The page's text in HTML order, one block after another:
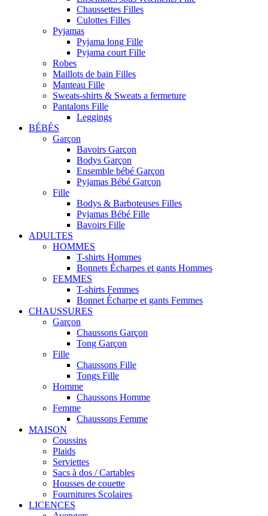
Chaussettes Filles
Culottes Filles
Pyjamas
Pyjama long Fille
Pyjama court Fille
Robes
Maillots de bain Filles
Manteau Fille
Sweats-shirts & Sweats a fermeture
Pantalons Fille
Leggings
BÉBÉS
Garçon
Bavoirs Garçon
Bodys Garçon
Ensemble bébé Garçon
Pyjamas Bébé Garçon
Fille
Bodys & Barboteuses Filles
Pyjamas Bébé Fille
Bavoirs Fille
ADULTES
HOMMES
T-shirts Hommes
Bonnets Écharpes et gants Hommes
FEMMES
T-shirts Femmes
Bonnet Écharpe et gants Femmes
CHAUSSURES
Garçon
Chaussons Garçon
Tong Garçon
Fille
Chaussons Fille
Tongs Fille
Homme
Chaussons Homme
Femme
Chaussons Femme
MAISON
Coussins
Plaids
Serviettes
Sacs à dos / Cartables
Housses de couette
Fournitures Scolaires
LICENCES